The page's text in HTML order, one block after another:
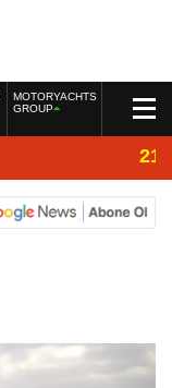
MOTORYACHTS
GROUP